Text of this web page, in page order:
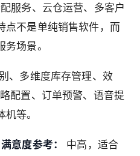
服务、云仓运营、多客户
点不是单纯销售软件，而
场景。
、多维度库存管理、效
配置、订单预警、语音提
等。
意度参考： 中高，适合